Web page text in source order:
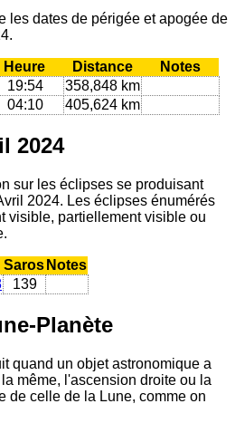
les dates de périgée et apogée de
Heure Distance
Notes
19:54
358,848 km
04:10 405,624 km
2024
sur les éclipses se produisant
2024. Les éclipses énumérés
visible, partiellement visible ou
Saros Notes
139
Planète
quand un objet astronomique a
même, l'ascension droite ou la
de celle de la Lune, comme on